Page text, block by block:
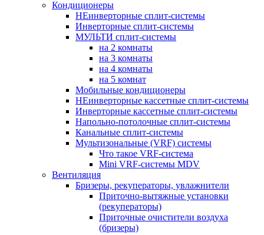
Кондиционеры
НЕинверторные сплит-системы
Инверторные сплит-системы
МУЛЬТИ сплит-системы
на 2 комнаты
на 3 комнаты
на 4 комнаты
на 5 комнат
Мобильные кондиционеры
НЕинверторные кассетные сплит-системы
Инверторные кассетные сплит-системы
Напольно-потолочные сплит-системы
Канальные сплит-системы
Мультизональные (VRF) системы
Что такое VRF-система
Mini VRF-системы MDV
Вентиляция
Бризеры, рекуператоры, увлажнители
Приточно-вытяжные установки
(рекуператоры)
Приточные очистители воздуха
(бризеры)